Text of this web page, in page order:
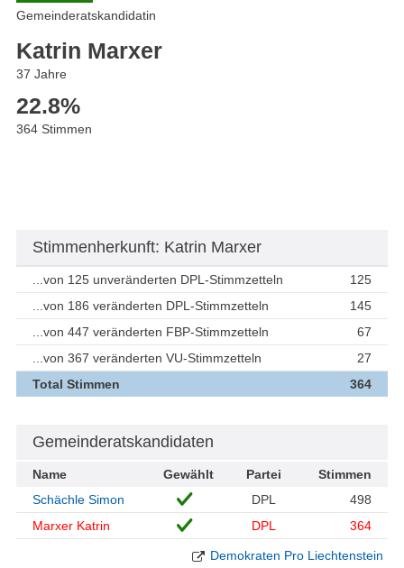
Gemeinderatskandidatin
Katrin Marxer
37 Jahre
22.8%
364 Stimmen
Stimmenherkunft: Katrin Marxer
...von 125 unveränderten DPL-Stimmzetteln
125
...von 186 veränderten DPL-Stimmzetteln
145
...von 447 veränderten FBP-Stimmzetteln
67
...von 367 veränderten VU-Stimmzetteln
27
Total Stimmen
364
Gemeinderatskandidaten
Name Gewählt Partei
Stimmen
Schächle Simon
DPL
498
Marxer Katrin
DPL 364
Demokraten Pro Liechtenstein